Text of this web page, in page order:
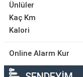
Ünlüler
Kaç Km
Kalori
Online Alarm Kur